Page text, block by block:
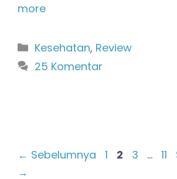
more
Kategori
Kesehatan, Review
25 Komentar
← Sebelumnya Halaman
1 Halaman
2 3 … 11
→